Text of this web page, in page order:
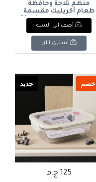
منظم ثلاجة وحافظة
طعام أكريليك مقسمة
مع مصفاة داخلية Multi-
Compartment Acrylic
Fridge Organizer & Food
Keeper with Drainer
أضف الى السلة
أشتري الآن
خصم جديد
125 ج.م